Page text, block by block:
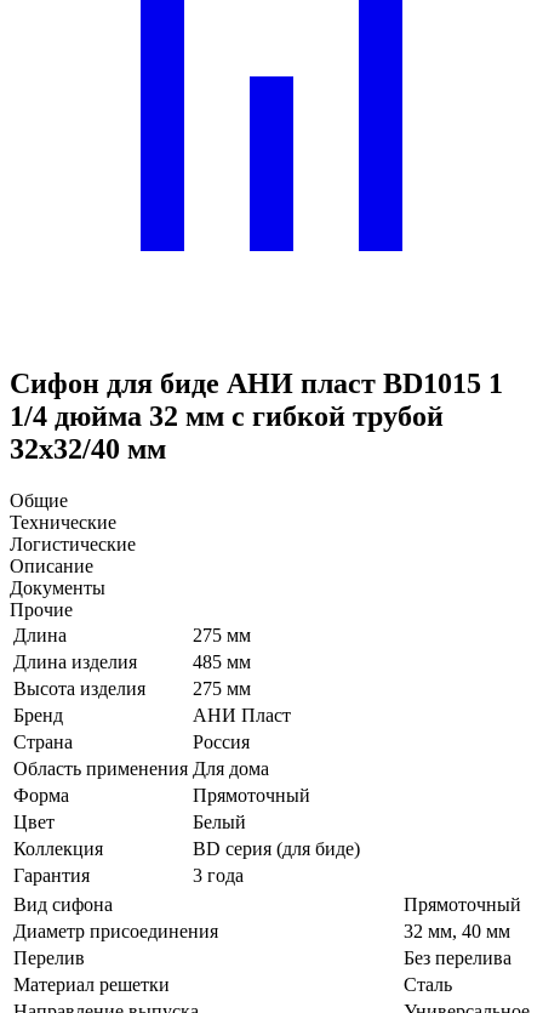
Сифон для биде АНИ пласт BD1015 1
1/4 дюйма 32 мм с гибкой трубой
32х32/40 мм
Общие
Технические
Логистические
Описание
Документы
Прочие
Длина
275 мм
Длина изделия
485 мм
Высота изделия
275 мм
Бренд
АНИ Пласт
Страна
Россия
Область применения Для дома
Форма
Прямоточный
Цвет
Белый
Коллекция
BD серия (для биде)
Гарантия
3 года
Вид сифона
Прямоточный
Диаметр присоединения
32 мм, 40 мм
Перелив
Без перелива
Материал решетки
Сталь